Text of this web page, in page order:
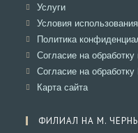
УслугиОткроется
в
вкладке
Условия
Политика
Согласие на
Согласие на
Карта сайтаОткроется
вкладке
ФИЛИАЛ НА М.